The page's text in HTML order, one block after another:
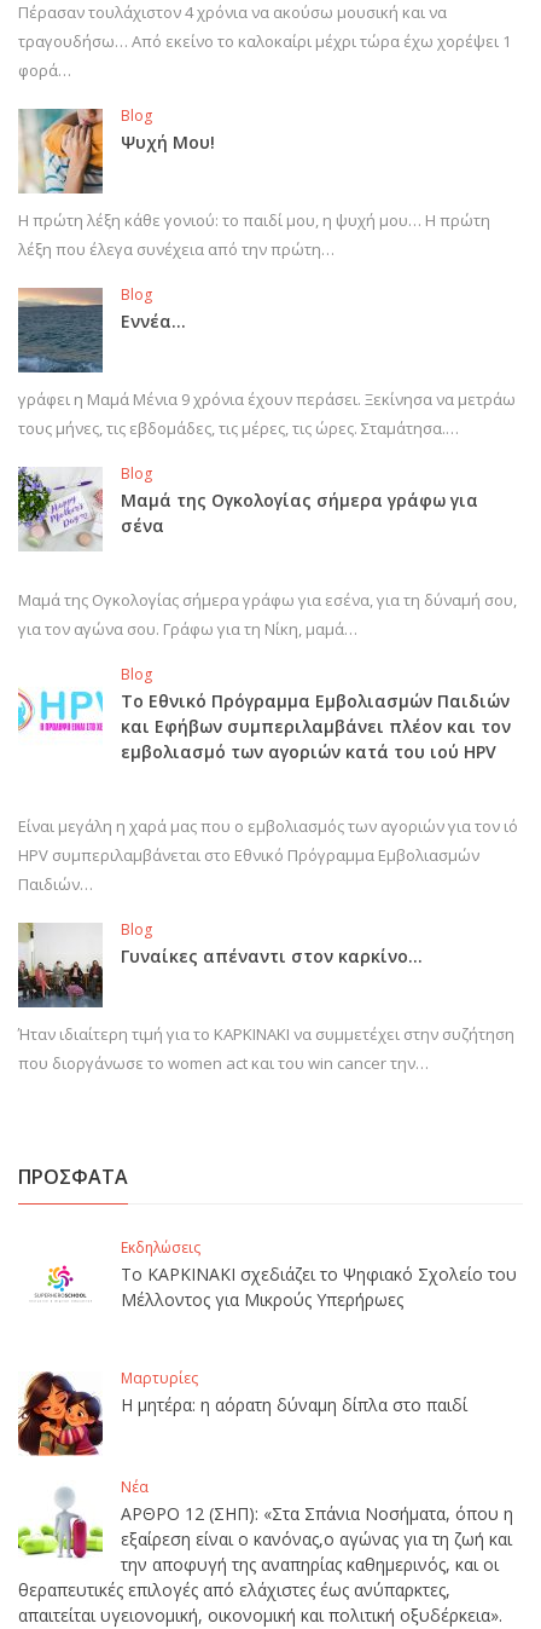
Πέρασαν τουλάχιστον 4 χρόνια να ακούσω μουσική και να
τραγουδήσω… Από εκείνο το καλοκαίρι μέχρι τώρα έχω χορέψει 1
φορά…
Blog
Ψυχή Μου!
Η πρώτη λέξη κάθε γονιού: το παιδί μου, η ψυχή μου… Η πρώτη
λέξη που έλεγα συνέχεια από την πρώτη…
Blog
Εννέα…
γράφει η Μαμά Μένια 9 χρόνια έχουν περάσει. Ξεκίνησα να μετράω
τους μήνες, τις εβδομάδες, τις μέρες, τις ώρες. Σταμάτησα.…
Blog
Μαμά της Ογκολογίας σήμερα γράφω για
σένα
Μαμά της Ογκολογίας σήμερα γράφω για εσένα, για τη δύναμή σου,
για τον αγώνα σου. Γράφω για τη Νίκη, μαμά…
Blog
Το Εθνικό Πρόγραμμα Εμβολιασμών Παιδιών
και Εφήβων συμπεριλαμβάνει πλέον και τον
εμβολιασμό των αγοριών κατά του ιού HPV
Είναι μεγάλη η χαρά μας που ο εμβολιασμός των αγοριών για τον ιό
HPV συμπεριλαμβάνεται στο Εθνικό Πρόγραμμα Εμβολιασμών
Παιδιών…
Blog
Γυναίκες απέναντι στον καρκίνο…
Ήταν ιδιαίτερη τιμή για το ΚΑΡΚΙΝΑΚΙ να συμμετέχει στην συζήτηση
που διοργάνωσε το women act και του win cancer την…
ΠΡΟΣΦΑΤΑ
Εκδηλώσεις
Το ΚΑΡΚΙΝΑΚΙ σχεδιάζει το Ψηφιακό Σχολείο του
Μέλλοντος για Μικρούς Υπερήρωες
Μαρτυρίες
Η μητέρα: η αόρατη δύναμη δίπλα στο παιδί
Νέα
ΑΡΘΡΟ 12 (ΣΗΠ): «Στα Σπάνια Νοσήματα, όπου η
εξαίρεση είναι ο κανόνας,ο αγώνας για τη ζωή και
την αποφυγή της αναπηρίας καθημερινός, και οι
θεραπευτικές επιλογές από ελάχιστες έως ανύπαρκτες,
απαιτείται υγειονομική, οικονομική και πολιτική οξυδέρκεια».